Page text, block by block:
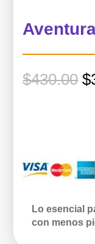
$430.00 $
Lo esencial
con menos